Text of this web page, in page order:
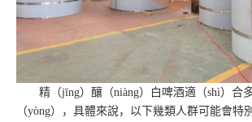
精（jīng）釀（niàng）白啤酒適（shì）合
（yòng），具體來說，以下幾類人群可能會特